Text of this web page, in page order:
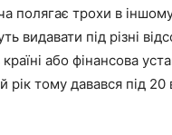
полягає трохи в
видавати під різні
або фінансова
рік тому давався під